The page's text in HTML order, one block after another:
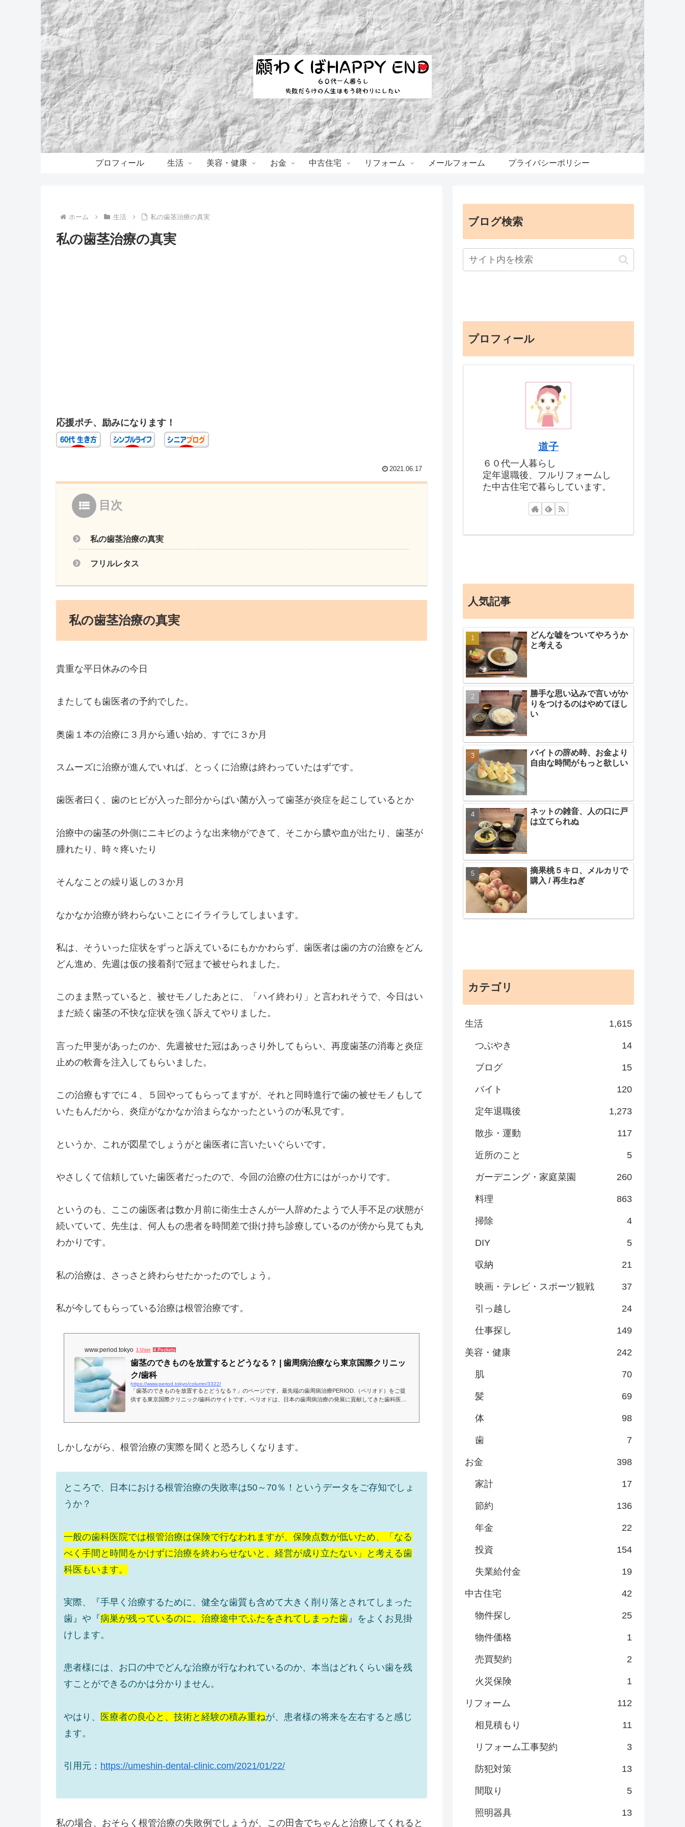
プロフィール 生活 美容・健康 お金 中古住宅 リフォーム メールフォーム プライバシーポリシー
ホーム 生活 私の歯茎治療の真実
私の歯茎治療の真実
応援ポチ、励みになります！
2021.06.17
目次
私の歯茎治療の真実
フリルレタス
私の歯茎治療の真実
貴重な平日休みの今日
またしても歯医者の予約でした。
奥歯１本の治療に３月から通い始め、すでに３か月
スムーズに治療が進んでいれば、とっくに治療は終わっていたはずです。
歯医者曰く、歯のヒビが入った部分からばい菌が入って歯茎が炎症を起こしているとか
治療中の歯茎の外側にニキビのような出来物ができて、そこから膿や血が出たり、歯茎が
腫れたり、時々疼いたり
そんなことの繰り返しの３か月
なかなか治療が終わらないことにイライラしてしまいます。
私は、そういった症状をずっと訴えているにもかかわらず、歯医者は歯の方の治療をどん
どん進め、先週は仮の接着剤で冠まで被せられました。
このまま黙っていると、被せモノしたあとに、「ハイ終わり」と言われそうで、今日はい
まだ続く歯茎の不快な症状を強く訴えてやりました。
言った甲斐があったのか、先週被せた冠はあっさり外してもらい、再度歯茎の消毒と炎症
止めの軟膏を注入してもらいました。
この治療もすでに４、５回やってもらってますが、それと同時進行で歯の被せモノもして
いたもんだから、炎症がなかなか治まらなかったというのが私見です。
というか、これが図星でしょうがと歯医者に言いたいぐらいです。
やさしくて信頼していた歯医者だったので、今回の治療の仕方にはがっかりです。
というのも、ここの歯医者は数か月前に衛生士さんが一人辞めたようで人手不足の状態が
続いていて、先生は、何人もの患者を時間差で掛け持ち診療しているのが傍から見ても丸
わかりです。
私の治療は、さっさと終わらせたかったのでしょう。
私が今してもらっている治療は根管治療です。
www.period.tokyo 1 User 4 Pockets
歯茎のできものを放置するとどうなる？ | 歯周病治療なら東京国際クリニッ
ク/歯科
https://www.period.tokyo/column/3322/
「歯茎のできものを放置するとどうなる？」のページです。最先端の歯周病治療PERIOD.（ペリオド）をご提
供する東京国際クリニック/歯科のサイトです。ペリオドは、日本の歯周病治療の発展に貢献してきた歯科医
しかしながら、根管治療の実際を聞くと恐ろしくなります。
ところで、日本における根管治療の失敗率は50～70％！というデータをご存知でしょ
うか？
一般の歯科医院では根管治療は保険で行なわれますが、保険点数が低いため、「なる
べく手間と時間をかけずに治療を終わらせないと、経営が成り立たない」と考える歯
科医もいます。
実際、『手早く治療するために、健全な歯質も含めて大きく削り落とされてしまった
歯』や『病巣が残っているのに、治療途中でふたをされてしまった歯』をよくお見掛
けします。
患者様には、お口の中でどんな治療が行なわれているのか、本当はどれくらい歯を残
すことができるのかは分かりません。
やはり、 医療者の良心と、技術と経験の積み重ねが、患者様の将来を左右すると感じ
ます。
引用元： https://umeshin-dental-clinic.com/2021/01/22/
私の場合、おそらく根管治療の失敗例でしょうが、この田舎でちゃんと治療してくれると
ブログ検索
プロフィール
道子
６０代一人暮らし
定年退職後、フルリフォームし
た中古住宅で暮らしています。
人気記事
どんな嘘をついてやろうか
と考える
勝手な思い込みで言いがか
りをつけるのはやめてほし
い
バイトの辞め時、お金より
自由な時間がもっと欲しい
ネットの雑音、人の口に戸
は立てられぬ
摘果桃５キロ、メルカリで
購入 / 再生ねぎ
カテゴリ
生活 1,615
つぶやき 14
ブログ 15
バイト 120
定年退職後 1,273
散歩・運動 117
近所のこと 5
ガーデニング・家庭菜園 260
料理 863
掃除 4
DIY 5
収納 21
映画・テレビ・スポーツ観戦 37
引っ越し 24
仕事探し 149
美容・健康 242
肌 70
髪 69
体 98
歯 7
お金 398
家計 17
節約 136
年金 22
投資 154
失業給付金 19
中古住宅 42
物件探し 25
物件価格 1
売買契約 2
火災保険 1
リフォーム 112
相見積もり 11
リフォーム工事契約 3
防犯対策 13
間取り 5
照明器具 13